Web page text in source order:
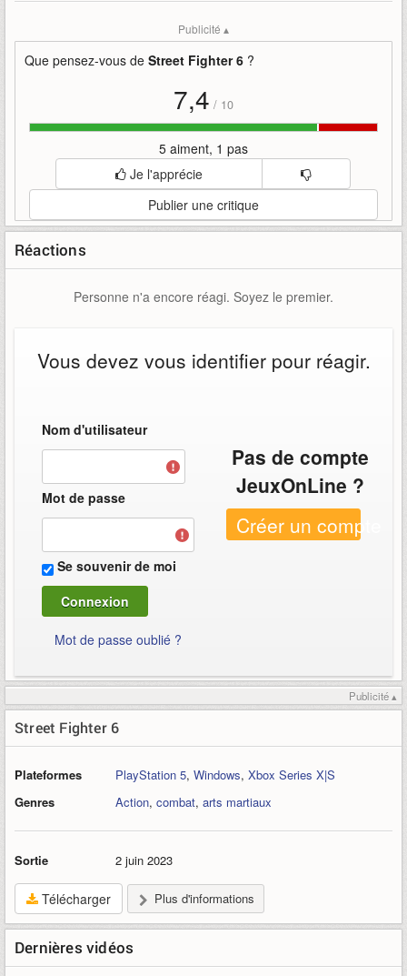
Publicité ▴
Que pensez-vous de Street Fighter 6 ?
7,4 / 10
5 aiment, 1 pas
Je l'apprécie
Publier une critique
Réactions
Personne n'a encore réagi. Soyez le premier.
Vous devez vous identifier pour réagir.
Nom d'utilisateur
Mot de passe
Se souvenir de moi
Mot de passe oublié ?
Pas de compte
JeuxOnLine ?
Créer un compte
Publicité ▴
Street Fighter 6
Plateformes PlayStation 5, Windows, Xbox Series X|S
Genres
Action, combat, arts martiaux
Sortie 2 juin 2023
Télécharger Plus d'informations
Dernières vidéos